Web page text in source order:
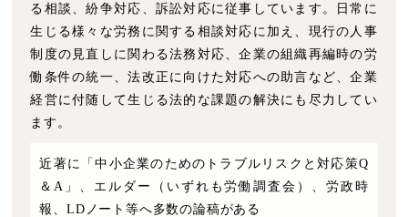
る相談、紛争対応、訴訟対応に従事しています。日常に
生じる様々な労務に関する相談対応に加え、現行の人事
制度の見直しに関わる法務対応、企業の組織再編時の労
働条件の統一、法改正に向けた対応への助言など、企業
経営に付随して生じる法的な課題の解決にも尽力してい
ます。
近著に「中小企業のためのトラブルリスクと対応策Q
＆A」、エルダー（いずれも労働調査会）、労政時
報、LDノート等へ多数の論稿がある